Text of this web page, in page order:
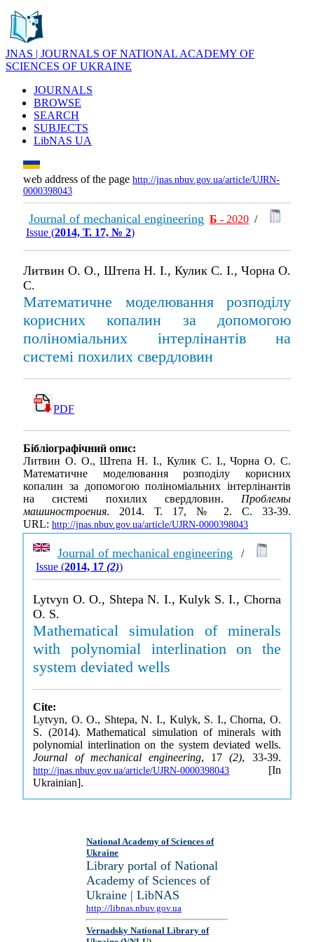
JNAS | JOURNALS OF NATIONAL ACADEMY OF
SCIENCES OF UKRAINE
JOURNALS
BROWSE
SEARCH
SUBJECTS
LibNAS UA
web address of the page http://jnas.nbuv.gov.ua/article/UJRN-
0000398043
Journal of mechanical engineering Б - 2020 /
Issue (2014, Т. 17, № 2)
Литвин О. О., Штепа Н. І., Кулик С. І., Чорна О.
С.
Математичне моделювання розподілу
корисних копалин за допомогою
поліноміальних інтерлінантів на
системі похилих свердловин
PDF
Бібліографічний опис:
Литвин О. О., Штепа Н. І., Кулик С. І., Чорна О. С.
Математичне моделювання розподілу корисних
копалин за допомогою поліноміальних інтерлінантів
на системі похилих свердловин. Проблемы
машиностроения. 2014. Т. 17, № 2. С. 33-39.
URL: http://jnas.nbuv.gov.ua/article/UJRN-0000398043
Journal of mechanical engineering /
Issue (2014, 17(2))
Lytvyn O. O., Shtepa N. I., Kulyk S. I., Chorna
O. S.
Mathematical simulation of minerals
with polynomial interlination on the
system deviated wells
Cite:
Lytvyn, O. O., Shtepa, N. I., Kulyk, S. I., Chorna, O.
S. (2014). Mathematical simulation of minerals with
polynomial interlination on the system deviated wells.
Journal of mechanical engineering, 17(2), 33-39.
http://jnas.nbuv.gov.ua/article/UJRN-0000398043 [In
Ukrainian].
National Academy of Sciences of
Ukraine
Library portal of National
Academy of Sciences of
Ukraine | LibNAS
http://libnas.nbuv.gov.ua
Vernadsky National Library of